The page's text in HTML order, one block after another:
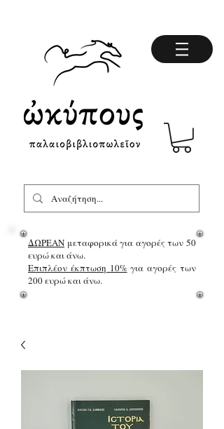
ΔΩΡΕΑΝ μεταφορικά για αγορές των 50
ευρώ και άνω.
Επιπλέον έκπτωση 10%για αγορές των
200 ευρώ και άνω.